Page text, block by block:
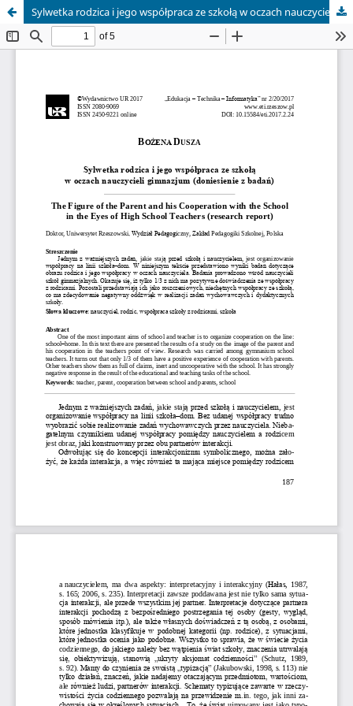
Sylwetka rodzica i jego współpraca ze szkołą w oczach nauczycieli gimnazjum (doniesienie z badań)